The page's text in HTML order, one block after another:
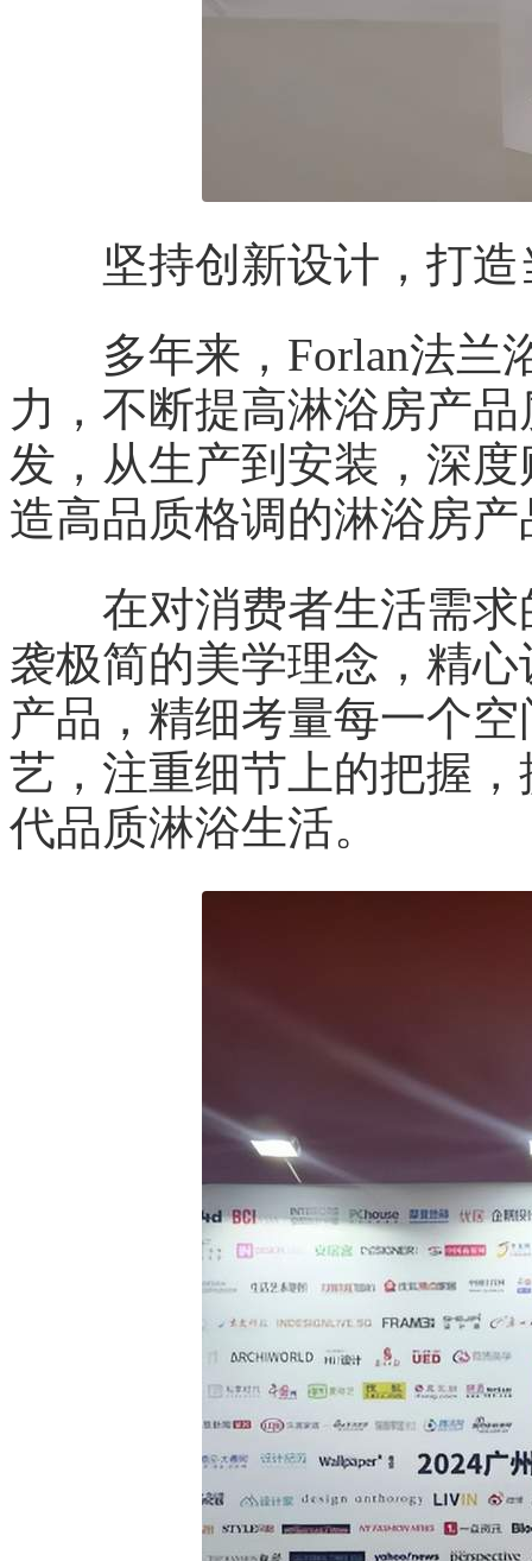
坚持创新设计，打造
多年来，Forlan法兰
力，不断提高淋浴房产
发，从生产到安装，深
造高品质格调的淋浴房
在对消费者生活需求
袭极简的美学理念，精
产品，精细考量每一个
艺，注重细节上的把握
代品质淋浴生活。